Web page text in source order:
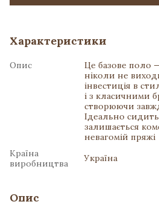
Характеристики
Опис
Це базове поло
ніколи не
інвестиція в
і з класичними
створюючи
Ідеально
залишається
невагомій пряжі
Країна
виробництва
Україна
Опис